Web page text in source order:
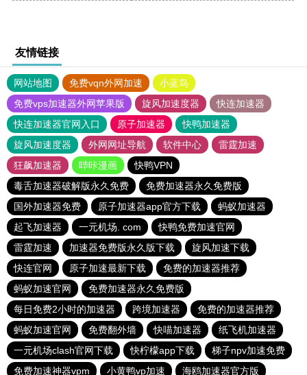
友情链接
网站地图 免费vqn外网加速
小蓝鸟
免费vps加速器外网苹果版
旋风加速度器
快连加速器
快连加速器官网入口
原子加速器
快鸭加速器
旋风加速度器
外网网址导航 软件中心
雷霆加速
狂飙加速器
哔咔漫画
快鸭VPN
毒舌加速器破解版永久免费
免费加速器永久免费版
国外加速器免费
原子加速器app官方下载
蚂蚁加速器
起飞加速器
一元机场. com
快鸭免费加速官网
雷霆加速
加速器免费版永久版下载
旋风加速下载
快连官网
原子加速最新下载
免费的加速器推荐
蚂蚁加速官网
免费加速器永久免费版
每日免费2小时的加速器
跨境加速器
免费的加速器推荐
蚂蚁加速官网
免费翻外墙 快喵加速器
纸飞机加速器
一元机场clash官网下载
快柠檬app下载
梯子npv加速免费
免费加速神器vpm
小黄鸭vp加速 海鸥加速器官方版